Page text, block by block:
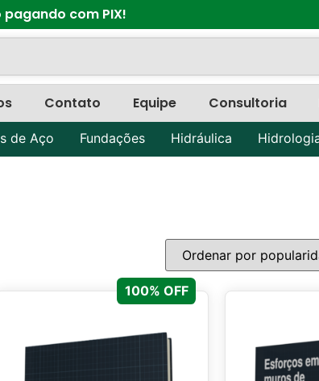
pagando com PIX!
Contato Equipe Consultoria
de Aço Fundações Hidráulica
100% OFF